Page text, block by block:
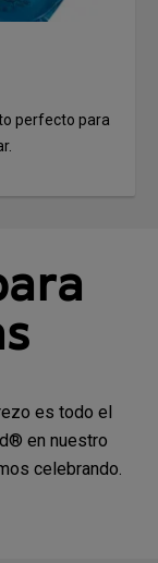
perfecto para
es todo el
en nuestro
celebrando.